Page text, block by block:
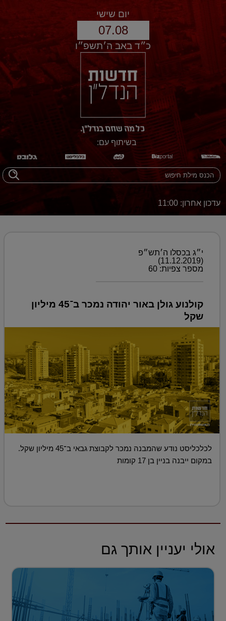
יום שישי
07.08
כ״ד באב ה׳תשפ״ו
בשיתוף עם:
עדכון אחרון: 11:00
י״ג בכסלו ה׳תש״פ
(11.12.2019)
מספר צפיות: 60
קולנוע גולן באור יהודה נמכר ב־45 מיליון
שקל
לכלכליסט נודע שהמבנה נמכר לקבוצת גבאי ב־45 מיליון שקל.
במקום ייבנה בניין בן 17 קומות
אולי יעניין אותך גם